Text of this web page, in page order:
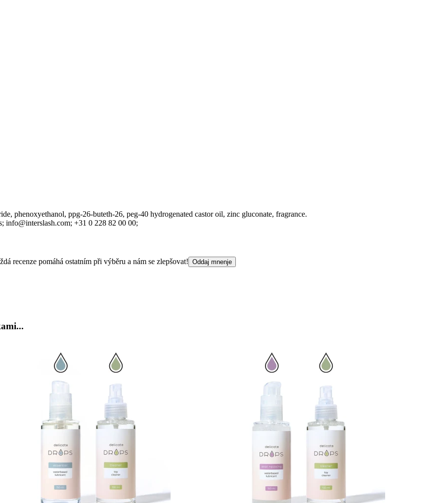
phenoxyethanol, ppg-26-buteth-26, peg-40 hydrogenated castor oil, zinc gluconate, fragrance.
info@interslash.com; +31 0 228 82 00 00;
recenze pomáhá ostatním při výběru a nám se zlepšovat! Oddaj mnenje